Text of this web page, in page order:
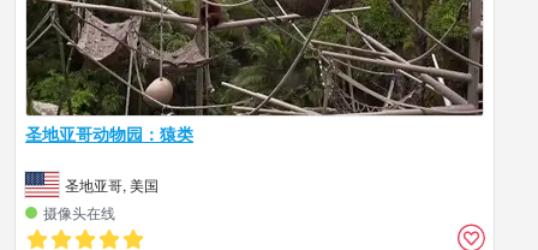
圣地亚哥动物园：猿类
圣地亚哥, 美国
摄像头在线